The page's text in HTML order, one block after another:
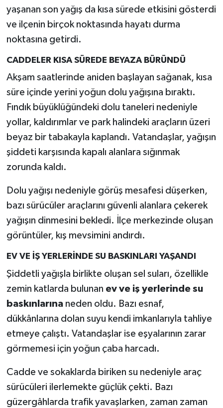
yaşanan son yağış da kısa sürede etkisini gösterdi
ve ilçenin birçok noktasında hayatı durma
noktasına getirdi.
CADDELER KISA SÜREDE BEYAZA BÜRÜNDÜ
Akşam saatlerinde aniden başlayan sağanak, kısa
süre içinde yerini yoğun dolu yağışına bıraktı.
Fındık büyüklüğündeki dolu taneleri nedeniyle
yollar, kaldırımlar ve park halindeki araçların üzeri
beyaz bir tabakayla kaplandı. Vatandaşlar, yağışın
şiddeti karşısında kapalı alanlara sığınmak
zorunda kaldı.
Dolu yağışı nedeniyle görüş mesafesi düşerken,
bazı sürücüler araçlarını güvenli alanlara çekerek
yağışın dinmesini bekledi. İlçe merkezinde oluşan
görüntüler, kış mevsimini andırdı.
EV VE İŞ YERLERİNDE SU BASKINLARI YAŞANDI
Şiddetli yağışla birlikte oluşan sel suları, özellikle
zemin katlarda bulunan ev ve iş yerlerinde su
baskınlarınaneden oldu. Bazı esnaf,
dükkânlarına dolan suyu kendi imkanlarıyla tahliye
etmeye çalıştı. Vatandaşlar ise eşyalarının zarar
görmemesi için yoğun çaba harcadı.
Cadde ve sokaklarda biriken su nedeniyle araç
sürücüleri ilerlemekte güçlük çekti. Bazı
güzergâhlarda trafik yavaşlarken, zaman zaman